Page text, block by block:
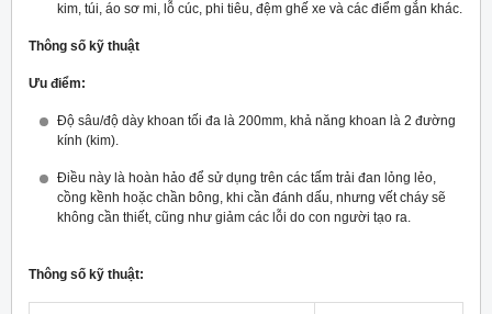
kim, túi, áo sơ mi, lỗ cúc, phi tiêu, đệm ghế xe và các điểm gắn khác.
Thông số kỹ thuật
Ưu điểm:
Độ sâu/độ dày khoan tối đa là 200mm, khả năng khoan là 2 đường
kính (kim).
Điều này là hoàn hảo để sử dụng trên các tấm trải đan lỏng lẻo,
cồng kềnh hoặc chần bông, khi cần đánh dấu, nhưng vết cháy sẽ
không cần thiết, cũng như giảm các lỗi do con người tạo ra.
Thông số kỹ thuật: